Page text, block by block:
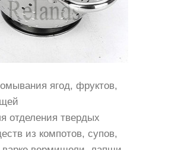
ягод, фруктов,
отделения твердых
из компотов, супов,